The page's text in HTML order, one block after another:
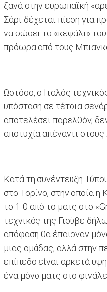
ξανά στην ευρωπαϊκή
Σάρι δέχεται πίεση για
να σώσει το «κεφάλι»
πρόωρα από τους
Ωστόσο, ο Ιταλός
υπόσταση σε τέτοια
αποτελέσει παρελθόν,
αποτυχία απέναντι στους
Κατά τη συνέντευξη
στο Τορίνο, στην οποία η
το 1-0 από το ματς στο
τεχνικός της Γιούβε
απόφαση θα έπαιρναν
μιας ομάδας, αλλά στην
επίπεδο είναι αρκετά
ένα μόνο ματς στο